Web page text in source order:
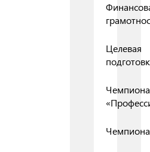
Целевая